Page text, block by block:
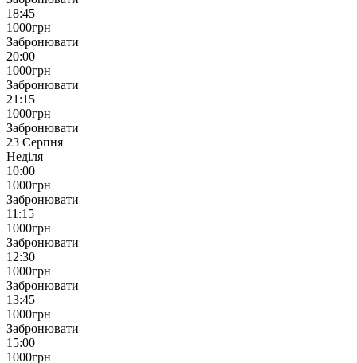
18:45
1000грн
Забронювати
20:00
1000грн
Забронювати
21:15
1000грн
Забронювати
23 Серпня
Неділя
10:00
1000грн
Забронювати
11:15
1000грн
Забронювати
12:30
1000грн
Забронювати
13:45
1000грн
Забронювати
15:00
1000грн